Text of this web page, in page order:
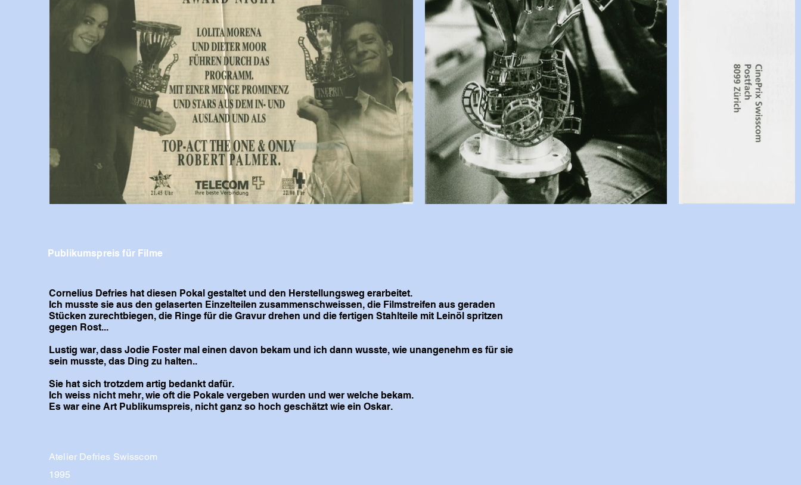
Publikumspreis für Filme
Cornelius Defries hat diesen Pokal gestaltet und den Herstellungsweg erarbeitet.
Ich musste sie aus den gelaserten Einzelteilen zusammenschweissen, die Filmstreifen aus geraden
Stücken zurechtbiegen, die Ringe für die Gravur drehen und die fertigen Stahlteile mit Leinöl spritzen
gegen Rost...
Lustig war, dass Jodie Foster mal einen davon bekam und ich dann wusste, wie unangenehm es für sie
sein musste, das Ding zu halten..
Sie hat sich trotzdem artig bedankt dafür.
Ich weiss nicht mehr, wie oft die Pokale vergeben wurden und wer welche bekam.
Es war eine Art Publikumspreis, nicht ganz so hoch geschätzt wie ein Oskar.
Atelier Defries Swisscom
1995